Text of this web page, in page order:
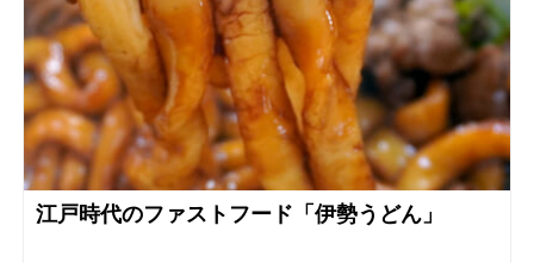
江戸時代のファストフード「伊勢うどん」